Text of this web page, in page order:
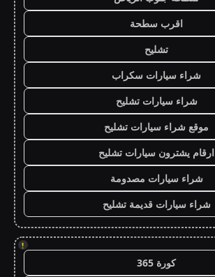
اقرب سطحة
تشليح
شراء سيارات سكراب
شراء سيارات تشليح
موقع شراء سيارات تشليح
ارقام يشترون سيارات تشليح
شراء سيارات مصدومة
شراء سيارات قديمة تشليح
!
كورة 365